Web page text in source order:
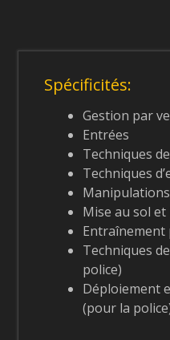
Spécificités:
Gestion par
Entrées
Techniques
Techniques
Manipulations
Mise au sol
Entraînement
Techniques
police)
Déploiement
(pour la